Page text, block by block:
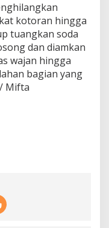
kotoran hingga
tuangkan soda
‎dan diamkan
wajan hingga
bagian yang
Mifta